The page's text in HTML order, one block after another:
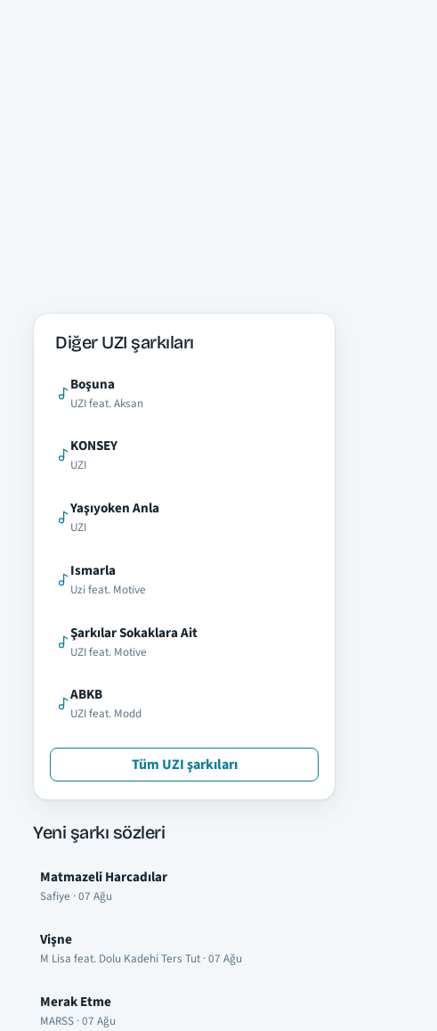
Diğer UZI şarkıları
Boşuna
UZI feat. Aksan
KONSEY
UZI
Yaşıyoken Anla
UZI
Ismarla
Uzi feat. Motive
Şarkılar Sokaklara Ait
UZI feat. Motive
ABKB
UZI feat. Modd
Tüm UZI şarkıları
Yeni şarkı sözleri
Matmazeli Harcadılar
Safiye · 07 Ağu
Vişne
M Lisa feat. Dolu Kadehi Ters Tut · 07 Ağu
Merak Etme
MARSS · 07 Ağu